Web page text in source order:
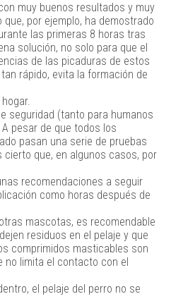
muy buenos resultados y muy
por ejemplo, ha demostrado
las primeras 8 horas tras
solución, no solo para que el
de las picaduras de estos
rápido, evita la formación de
seguridad (tanto para humanos
pesar de que todos los
pasan una serie de pruebas
cierto que, en algunos casos, por
recomendaciones a seguir
como horas después de
mascotas, es recomendable
residuos en el pelaje y que
comprimidos masticables son
no limita el contacto con el
el pelaje del perro no se